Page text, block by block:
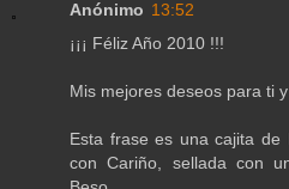
Anónimo 13:52
¡¡¡ Féliz Año 2010 !!!
Mis mejores deseos para ti
Esta frase es una cajita de
con Cariño, sellada con